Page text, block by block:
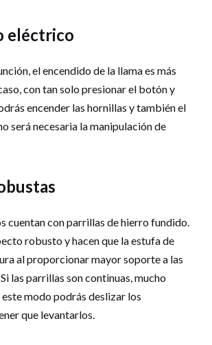
eléctrico
el encendido de la llama es más
con tan solo presionar el botón y
encender las hornillas y también el
será necesaria la manipulación de
cuentan con parrillas de hierro fundido.
robusto y hacen que la estufa de
al proporcionar mayor soporte a las
las parrillas son continuas, mucho
este modo podrás deslizar los
que levantarlos.